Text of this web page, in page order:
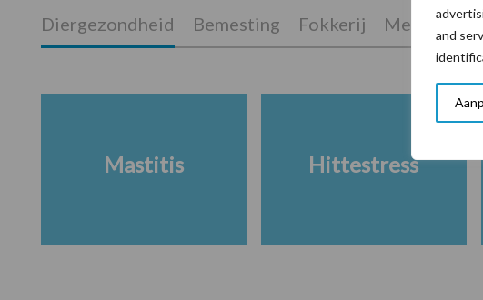
and
Diergezondheid Bemesting Fokkerij
Mastitis Hittestress